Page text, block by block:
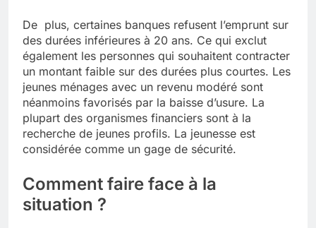
De plus, certaines banques refusent l’emprunt sur
des durées inférieures à 20 ans. Ce qui exclut
également les personnes qui souhaitent contracter
un montant faible sur des durées plus courtes. Les
jeunes ménages avec un revenu modéré sont
néanmoins favorisés par la baisse d’usure. La
plupart des organismes financiers sont à la
recherche de jeunes profils. La jeunesse est
considérée comme un gage de sécurité.
Comment faire face à la
situation ?